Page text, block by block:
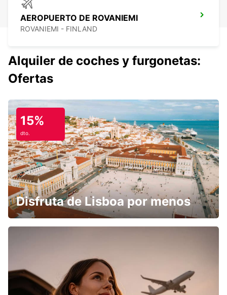
AEROPUERTO DE ROVANIEMI
ROVANIEMI - FINLAND
Alquiler de coches y furgonetas:
Ofertas
15%
dto.
Disfruta de Lisboa por menos